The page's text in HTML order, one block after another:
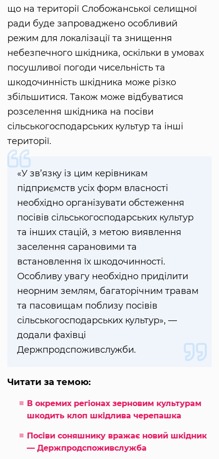
що на території Слобожанської селищної
ради буде запроваджено особливий
режим для локалізації та знищення
небезпечного шкідника, оскільки в умовах
посушливої погоди чисельність та
шкодочинність шкідника може різко
збільшитися. Також може відбуватися
розселення шкідника на посіви
сільськогосподарських культур та інші
території.
«У зв’язку із цим керівникам
підприємств усіх форм власності
необхідно організувати обстеження
посівів сільськогосподарських культур
та інших стацій, з метою виявлення
заселення сарановими та
встановлення їх шкодочинності.
Особливу увагу необхідно приділити
неорним землям, багаторічним травам
та пасовищам поблизу посівів
сільськогосподарських культур», —
додали фахівці
Держпродспоживслужби.
Читати за темою:
В окремих регіонах зерновим культурам
шкодить клоп шкідлива черепашка
Посіви соняшнику вражає новий шкідник
— Держпродспоживслужба